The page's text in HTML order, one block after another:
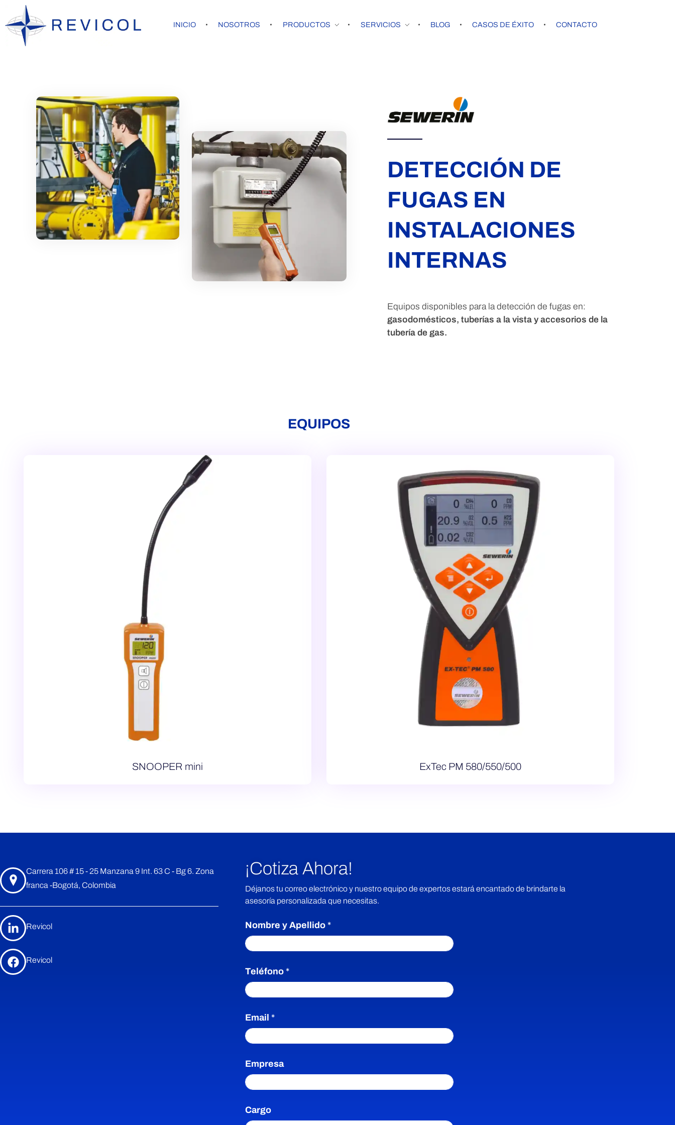
INICIO NOSOTROS PRODUCTOS SERVICIOS BLOG CASOS DE ÉXITO CONTACTO
DETECCIÓN DE
FUGAS EN
INSTALACIONES
INTERNAS
Equipos disponibles para la detección de fugas en:
gasodomésticos, tuberías a la vista y accesorios de la
tubería de gas.
EQUIPOS
SNOOPER mini ExTec PM 580/550/500
Carrera 106 # 15 - 25 Manzana 9 Int. 63 C - Bg 6. Zona
franca -Bogotá, Colombia
Revicol
Revicol
¡Cotiza Ahora!
Déjanos tu correo electrónico y nuestro equipo de expertos estará encantado de brindarte la
asesoría personalizada que necesitas.
Nombre y Apellido *
Teléfono *
m
p
r
s
a
d
A
p
Email *
Empresa
Cargo